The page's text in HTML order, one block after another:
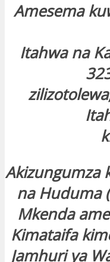
Amesema
Itahwa na
Akizungumza
na Huduma
Mkenda
Kimataifa
Jamhuri ya